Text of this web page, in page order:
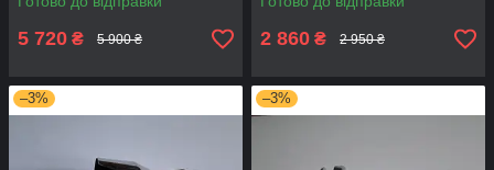
5 720 ₴ 5 900 ₴ 2 860 ₴ 2 950 ₴
–3% –3%